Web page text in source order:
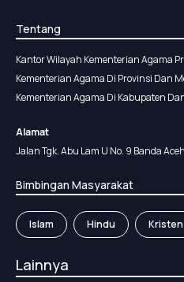
Tentang
Kantor Wilayah Kementerian Agama
Kementerian Agama Di Provinsi Dan
Kementerian Agama Di Kabupaten
Alamat
Jalan Tgk. Abu Lam U No. 9 Banda
Bimbingan Masyarakat
Islam Hindu Kristen
Lainnya